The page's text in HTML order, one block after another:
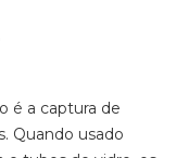
é a captura de
Quando usado